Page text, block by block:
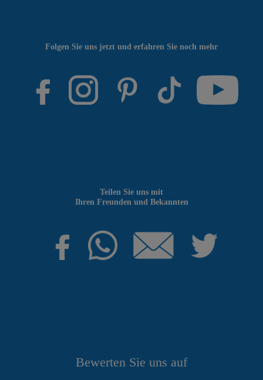
Bewerten Sie uns auf
Teilen Sie uns mit
Ihren Freunden und Bekannten
Folgen Sie uns jetzt und erfahren Sie noch mehr